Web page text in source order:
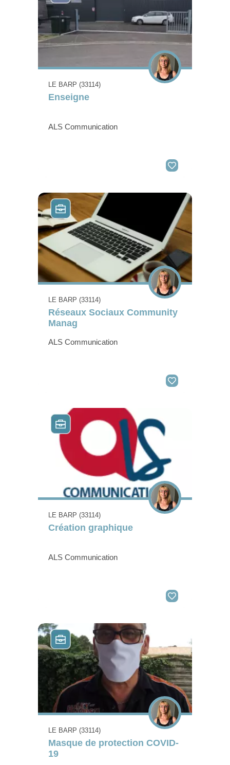
LE BARP (33114)
Enseigne
ALS Communication
LE BARP (33114)
Réseaux Sociaux Community
Manag
ALS Communication
LE BARP (33114)
Création graphique
ALS Communication
LE BARP (33114)
Masque de protection COVID-
19